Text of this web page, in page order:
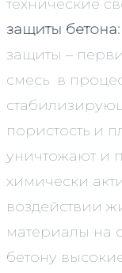
технические
защиты бетона:
защиты –
смесь в
пористость и
уничтожают и
химически
воздействии
материалы на
бетону